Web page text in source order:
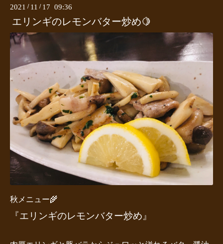
2021 / 11 / 17 09:36
エリンギのレモンバター炒め🍋
秋メニュー🌾
『エリンギのレモンバター炒め』